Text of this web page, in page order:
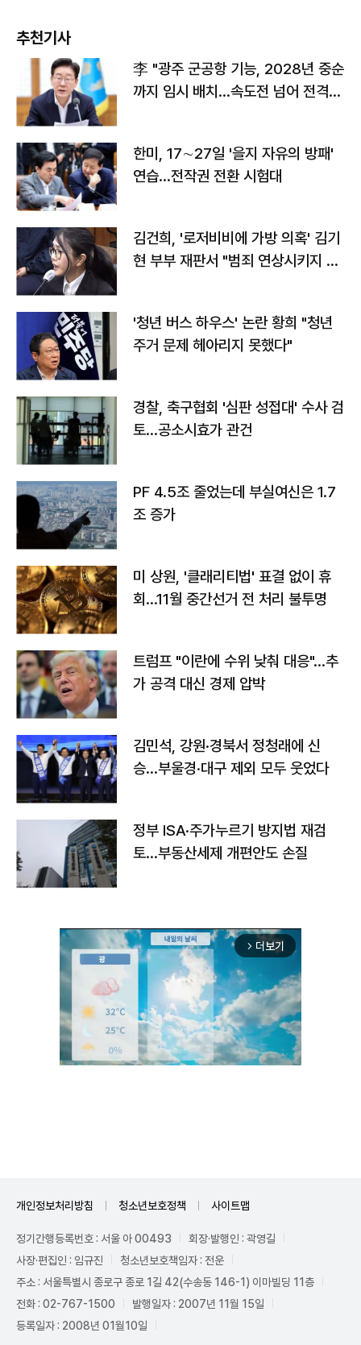
추천기사
李 "광주 군공항 기능, 2028년 중순
까지 임시 배치…속도전 넘어 전격
한미, 17∼27일 '을지 자유의 방패'
연습…전작권 전환 시험대
김건희, '로저비비에 가방 의혹' 김기
현 부부 재판서 "범죄 연상시키지 말
'청년 버스 하우스' 논란 황희 "청년
주거 문제 헤아리지 못했다"
경찰, 축구협회 '심판 성접대' 수사 검
토…공소시효가 관건
PF 4.5조 줄었는데 부실여신은 1.7
조 증가
미 상원, '클래리티법' 표결 없이 휴
회…11월 중간선거 전 처리 불투명
트럼프 "이란에 수위 낮춰 대응"…추
가 공격 대신 경제 압박
김민석, 강원·경북서 정청래에 신
승…부울경·대구 제외 모두 웃었다
정부 ISA·주가누르기 방지법 재검
토…부동산세제 개편안도 손질
arrow_forward_ios 더보기
개인정보처리방침 청소년보호정책 사이트맵
정기간행등록번호 : 서울 아 00493
회장·발행인 : 곽영길
사장·편집인 : 임규진
청소년보호책임자 : 전운
주소 : 서울특별시 종로구 종로 1길 42(수송동 146-1) 이마빌딩 11층
전화 : 02-767-1500
발행일자 : 2007년 11월 15일
등록일자 : 2008년 01월10일